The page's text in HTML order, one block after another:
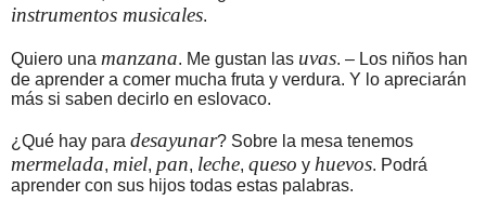
instrumentos musicales.
Quiero una manzana. Me gustan las uvas. – Los niños han
de aprender a comer mucha fruta y verdura. Y lo apreciarán
más si saben decirlo en eslovaco.
¿Qué hay para desayunar? Sobre la mesa tenemos
mermelada, miel, pan, leche, queso y huevos. Podrá
aprender con sus hijos todas estas palabras.